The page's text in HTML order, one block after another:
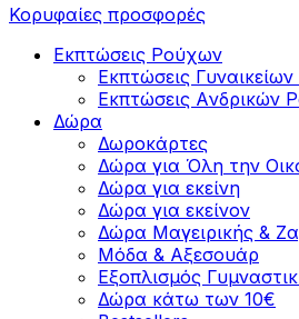
Κορυφαίες προσφορές
Εκπτώσεις Ρούχων
Εκπτώσεις
Εκπτώσεις Aνδρικών
Δώρα
Δωροκάρτες
Δώρα για Όλη την
Δώρα για εκείνη
Δώρα για εκείνον
Δώρα Μαγειρικής &
Μόδα & Αξεσουάρ
Εξοπλισμός
Δώρα κάτω των 10€